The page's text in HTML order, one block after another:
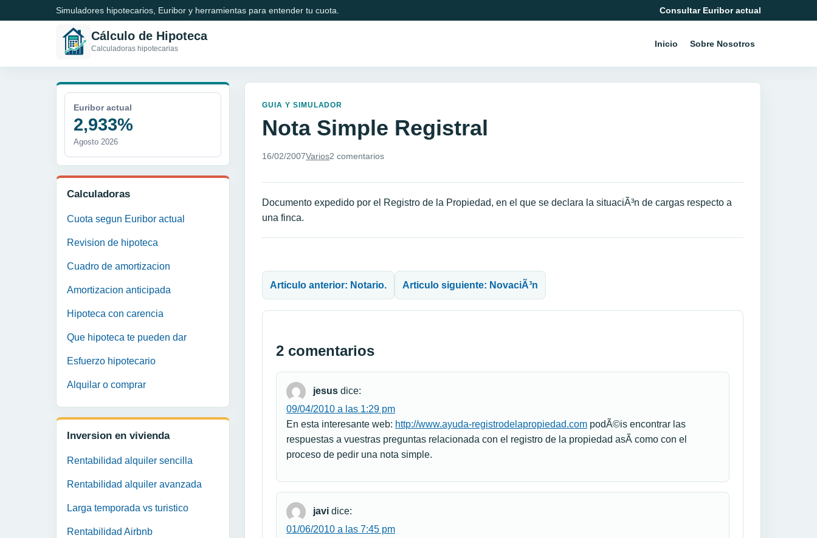
Simuladores hipotecarios, Euribor y herramientas para entender tu cuota. Consultar Euribor actual
Cálculo de Hipoteca
Calculadoras hipotecarias Inicio Sobre Nosotros
Euribor actual
2,933%
Agosto 2026
Calculadoras
Cuota segun Euribor actual
Revision de hipoteca
Cuadro de amortizacion
Amortizacion anticipada
Hipoteca con carencia
Que hipoteca te pueden dar
Esfuerzo hipotecario
Alquilar o comprar
Inversion en vivienda
Rentabilidad alquiler sencilla
Rentabilidad alquiler avanzada
Larga temporada vs turistico
Rentabilidad Airbnb
GUIA Y SIMULADOR
Nota Simple Registral
16/02/2007Varios2 comentarios
Documento expedido por el Registro de la Propiedad, en el que se declara la situaciÃ³n de cargas respecto a
una finca.
Articulo anterior: Notario. Articulo siguiente: NovaciÃ³n
2 comentarios
jesus dice:
09/04/2010 a las 1:29 pm
En esta interesante web: http://www.ayuda-registrodelapropiedad.com podÃ©is encontrar las
respuestas a vuestras preguntas relacionada con el registro de la propiedad asÃ­ como con el
proceso de pedir una nota simple.
javi dice:
01/06/2010 a las 7:45 pm